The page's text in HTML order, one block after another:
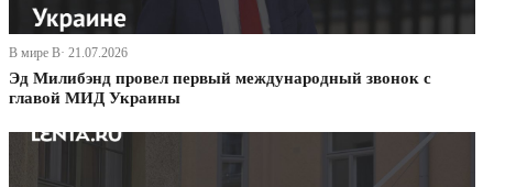
В мире В· 21.07.2026
Эд Милибэнд провел первый международный звонок с
главой МИД Украины